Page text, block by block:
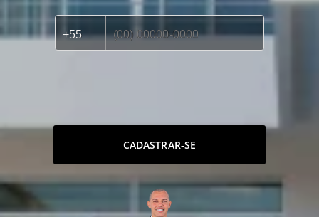
CADASTRAR-SE